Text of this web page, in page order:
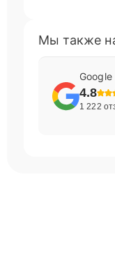
Мы также
Google
4.8
1 222